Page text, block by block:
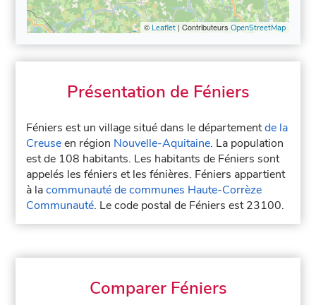
© Leaflet| Contributeurs OpenStreetMap
Présentation de Féniers
Féniers est un village situé dans le départementde la
Creuseen région Nouvelle-Aquitaine. La population
est de 108 habitants. Les habitants de Féniers sont
appelés les féniers et les fénières. Féniers appartient
à lacommunauté de communes Haute-Corrèze
Communauté. Le code postal de Féniers est 23100.
Comparer Féniers